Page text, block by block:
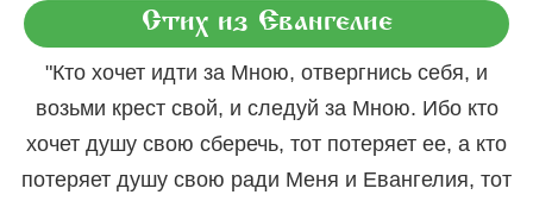
Стих из Евангелие
"Кто хочет идти за Мною, отвергнись себя, и
возьми крест свой, и следуй за Мною. Ибо кто
хочет душу свою сберечь, тот потеряет ее, а кто
потеряет душу свою ради Меня и Евангелия, тот